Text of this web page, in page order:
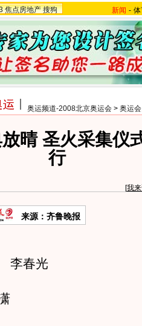
焦点房地产 搜狗 新闻 -
奥运频道-2008北京奥运会 > 奥运
晴 圣火采集仪
行
[我
来源：齐鲁晚报
春光